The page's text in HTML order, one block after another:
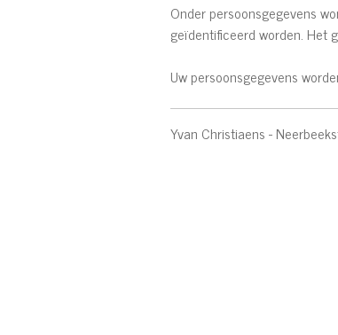
Onder persoonsgegevens
geïdentificeerd worden. Het
Uw persoonsgegevens
Yvan Christiaens -